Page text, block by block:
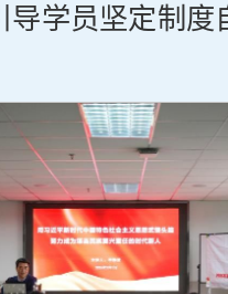
导学员坚定制度